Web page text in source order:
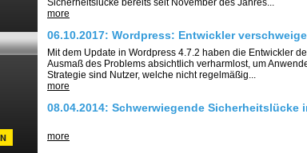
Sicherheitslücke bereits seit November des Jahres...
more
06.10.2017: Wordpress: Entwickler
Mit dem Update in Wordpress 4.7.2 haben die Entwickler
Ausmaß des Problems absichtlich verharmlost, um
Strategie sind Nutzer, welche nicht regelmäßig...
more
08.04.2014: Schwerwiegende Sicherheitslücke
more